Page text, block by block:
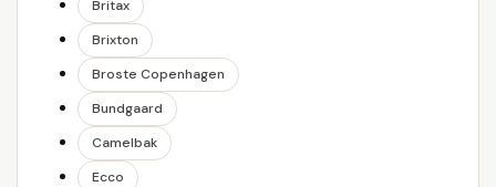
Britax
Brixton
Broste Copenhagen
Bundgaard
Camelbak
Ecco